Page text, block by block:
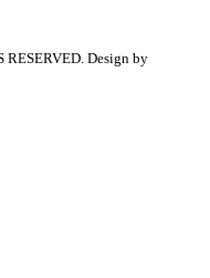
Design by